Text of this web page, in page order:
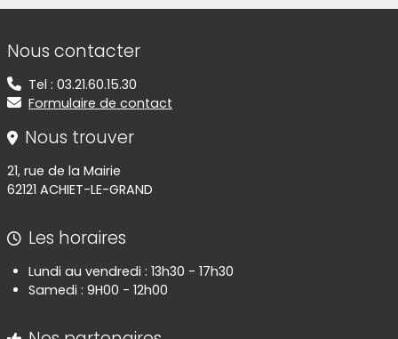
Informations de contact
Nous contacter
Tel : 03.21.60.15.30
Formulaire de contact
Nous trouver
21, rue de la Mairie
62121 ACHIET-LE-GRAND
Les horaires
Lundi au vendredi : 13h30 - 17h30
Samedi : 9H00 - 12h00